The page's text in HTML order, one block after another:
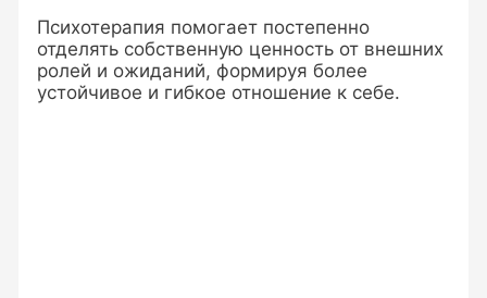
Психотерапия помогает постепенно
отделять собственную ценность от внешних
ролей и ожиданий, формируя более
устойчивое и гибкое отношение к себе.